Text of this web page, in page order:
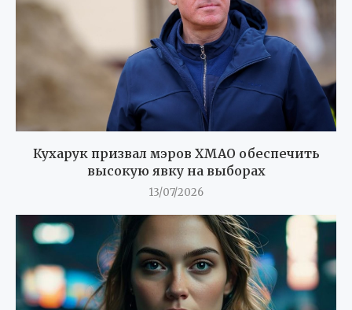
Кухарук призвал мэров ХМАО обеспечить
высокую явку на выборах
13/07/2026